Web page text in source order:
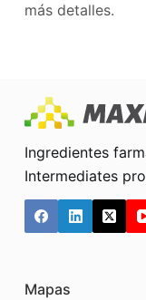
más detalles.
Ingredientes
Intermediates
Mapas